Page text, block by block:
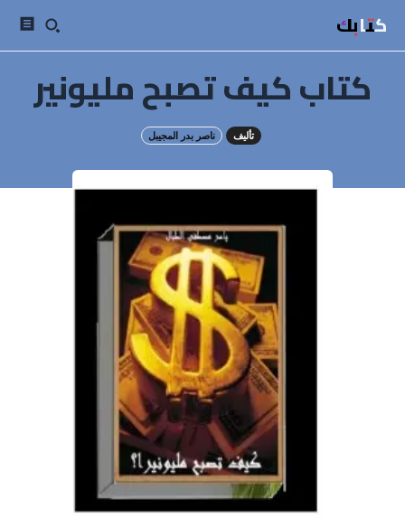
كتابك
كتاب كيف تصبح مليونير
تأليف ناصر بدر المجيبل